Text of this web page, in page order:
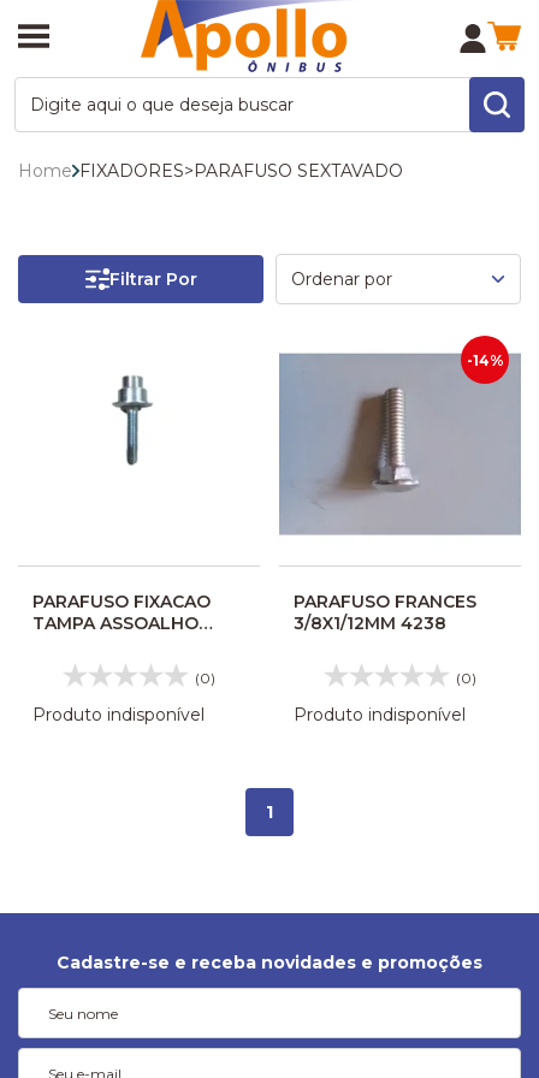
Home FIXADORES>PARAFUSO SEXTAVADO
Filtrar Por
PARAFUSO FIXACAO
TAMPA ASSOALHO
171912822CV
(0)
Produto indisponível
-14%
PARAFUSO FRANCES
3/8X1/12MM 4238
(0)
Produto indisponível
1
Cadastre-se e receba novidades e promoções